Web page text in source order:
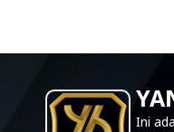
Ini